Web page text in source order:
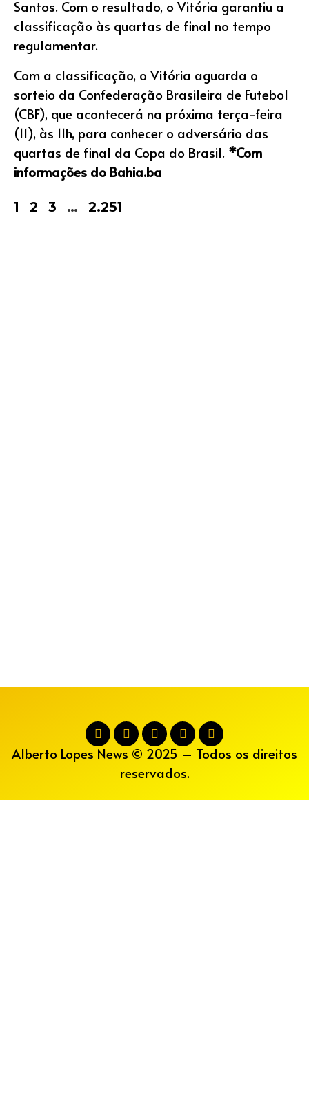
Santos. Com o resultado, o Vitória garantiu a
classificação às quartas de final no tempo
regulamentar.
Com a classificação, o Vitória aguarda o
sorteio da Confederação Brasileira de Futebol
(CBF), que acontecerá na próxima terça-feira
(11), às 11h, para conhecer o adversário das
quartas de final da Copa do Brasil. *Com
informações do Bahia.ba
1 2 3 … 2.251
Alberto Lopes News © 2025 – Todos os direitos
reservados.